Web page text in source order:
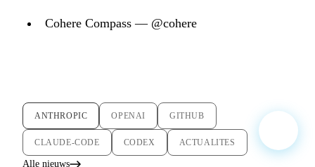
Cohere Compass — @cohere
ANTHROPIC OPENAI GITHUB
CLAUDE-CODE CODEX ACTUALITES
Alle nieuws